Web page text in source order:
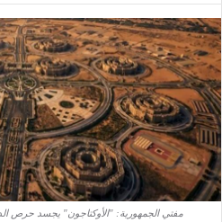
مفتي الجمهورية: "الأوكتاجون" يجسد حرص